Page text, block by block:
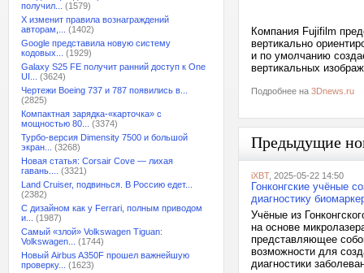
получил...
(1579)
X изменит правила вознаграждений
авторам,...
(1402)
Google представила новую систему
кодовых...
(1929)
Galaxy S25 FE получит ранний доступ к One
UI...
(3624)
Чертежи Boeing 737 и 787 появились в...
(2825)
Компактная зарядка-«карточка» с
мощностью 80...
(3374)
Турбо-версия Dimensity 7500 и большой
экран...
(3268)
Новая статья: Corsair Cove — лихая
гавань....
(3321)
Land Cruiser, подвинься. В Россию едет...
(2382)
С дизайном как у Ferrari, полным приводом
и...
(1987)
Самый «злой» Volkswagen Tiguan:
Volkswagen...
(1744)
Новый Airbus A350F прошел важнейшую
проверку...
(1623)
Компания Fujifilm
вертикально
и по умолчанию
вертикальных
Подробнее на 3Dnews.ru
Предыдущие
iXBT, 2025-05-22 14:50
Гонконгские учёные
диагностику
Учёные из
на основе
представляющее
возможности для
диагностики